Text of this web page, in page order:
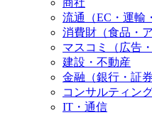
商社
流通（EC・運輸
消費財（食品・
マスコミ（広告・
建設・不動産
金融（銀行・証
コンサルティン
IT・通信